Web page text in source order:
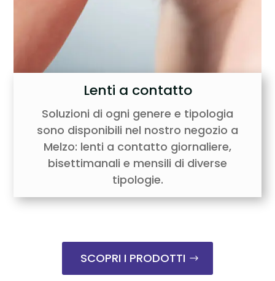
Lenti a contatto
Soluzioni di ogni genere e tipologia
sono disponibili nel nostro negozio a
Melzo: lenti a contatto giornaliere,
bisettimanali e mensili di diverse
tipologie.
SCOPRI I PRODOTTI